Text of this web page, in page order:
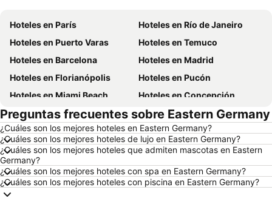
Hoteles en París
Hoteles en Río de Janeiro
Hoteles en Puerto Varas
Hoteles en Temuco
Hoteles en Barcelona
Hoteles en Madrid
Hoteles en Florianópolis
Hoteles en Pucón
Hoteles en Miami Beach
Hoteles en Concepción
Hoteles en Roma
Hoteles en La Serena
Hoteles en Puerto Montt
Hoteles en Lima
Hoteles en Valdivia
Hoteles en San Andrés
Hoteles en Búzios
Hoteles en Chillán
Hoteles en Arica
Hoteles en Río de Janeiro
Preguntas frecuentes sobre Eastern Germany
¿Cuáles son los mejores hoteles en Eastern Germany?
¿Cuáles son los mejores hoteles de lujo en Eastern Germany?
¿Cuáles son los mejores hoteles que admiten mascotas en Eastern
Germany?
¿Cuáles son los mejores hoteles con spa en Eastern Germany?
¿Cuáles son los mejores hoteles con piscina en Eastern Germany?